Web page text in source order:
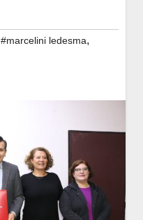
#marcelini ledesma,